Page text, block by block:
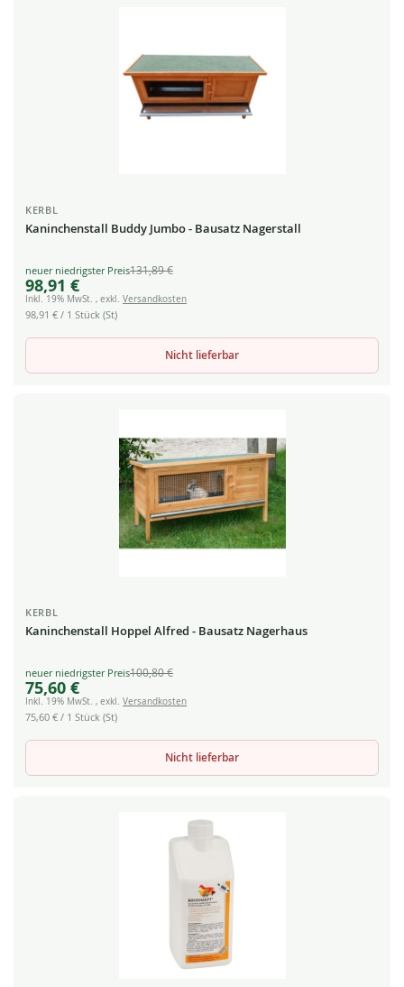
KERBL
Kaninchenstall Buddy Jumbo - Bausatz Nagerstall
Special
Price
98,91 €
131,89 €
Inkl. 19% MwSt. , exkl. Versandkosten
98,91 € / 1 Stück (St)
Nicht lieferbar
KERBL
Kaninchenstall Hoppel Alfred - Bausatz Nagerhaus
Special
Price
75,60 €
100,80 €
Inkl. 19% MwSt. , exkl. Versandkosten
75,60 € / 1 Stück (St)
Nicht lieferbar